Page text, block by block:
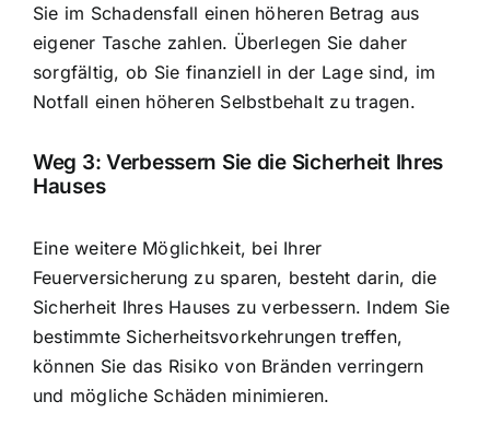
Sie im Schadensfall einen höheren Betrag aus
eigener Tasche zahlen. Überlegen Sie daher
sorgfältig, ob Sie finanziell in der Lage sind, im
Notfall einen höheren Selbstbehalt zu tragen.
Weg 3: Verbessern Sie die Sicherheit Ihres
Hauses
Eine weitere Möglichkeit, bei Ihrer
Feuerversicherung zu sparen, besteht darin, die
Sicherheit Ihres Hauses zu verbessern. Indem Sie
bestimmte Sicherheitsvorkehrungen treffen,
können Sie das Risiko von Bränden verringern
und mögliche Schäden minimieren.